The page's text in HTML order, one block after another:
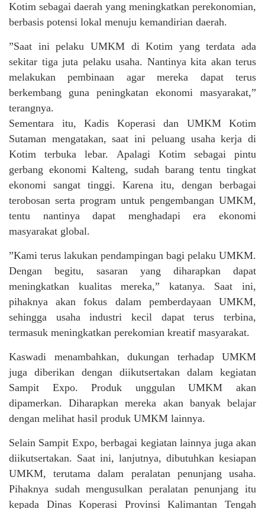
Kotim sebagai daerah yang meningkatkan perekonomian,
berbasis potensi lokal menuju kemandirian daerah.
”Saat ini pelaku UMKM di Kotim yang terdata ada
sekitar tiga juta pelaku usaha. Nantinya kita akan terus
melakukan pembinaan agar mereka dapat terus
berkembang guna peningkatan ekonomi masyarakat,”
terangnya.
Sementara itu, Kadis Koperasi dan UMKM Kotim
Sutaman mengatakan, saat ini peluang usaha kerja di
Kotim terbuka lebar. Apalagi Kotim sebagai pintu
gerbang ekonomi Kalteng, sudah barang tentu tingkat
ekonomi sangat tinggi. Karena itu, dengan berbagai
terobosan serta program untuk pengembangan UMKM,
tentu nantinya dapat menghadapi era ekonomi
masyarakat global.
”Kami terus lakukan pendampingan bagi pelaku UMKM.
Dengan begitu, sasaran yang diharapkan dapat
meningkatkan kualitas mereka,” katanya. Saat ini,
pihaknya akan fokus dalam pemberdayaan UMKM,
sehingga usaha industri kecil dapat terus terbina,
termasuk meningkatkan perekomian kreatif masyarakat.
Kaswadi menambahkan, dukungan terhadap UMKM
juga diberikan dengan diikutsertakan dalam kegiatan
Sampit Expo. Produk unggulan UMKM akan
dipamerkan. Diharapkan mereka akan banyak belajar
dengan melihat hasil produk UMKM lainnya.
Selain Sampit Expo, berbagai kegiatan lainnya juga akan
diikutsertakan. Saat ini, lanjutnya, dibutuhkan kesiapan
UMKM, terutama dalam peralatan penunjang usaha.
Pihaknya sudah mengusulkan peralatan penunjang itu
kepada Dinas Koperasi Provinsi Kalimantan Tengah